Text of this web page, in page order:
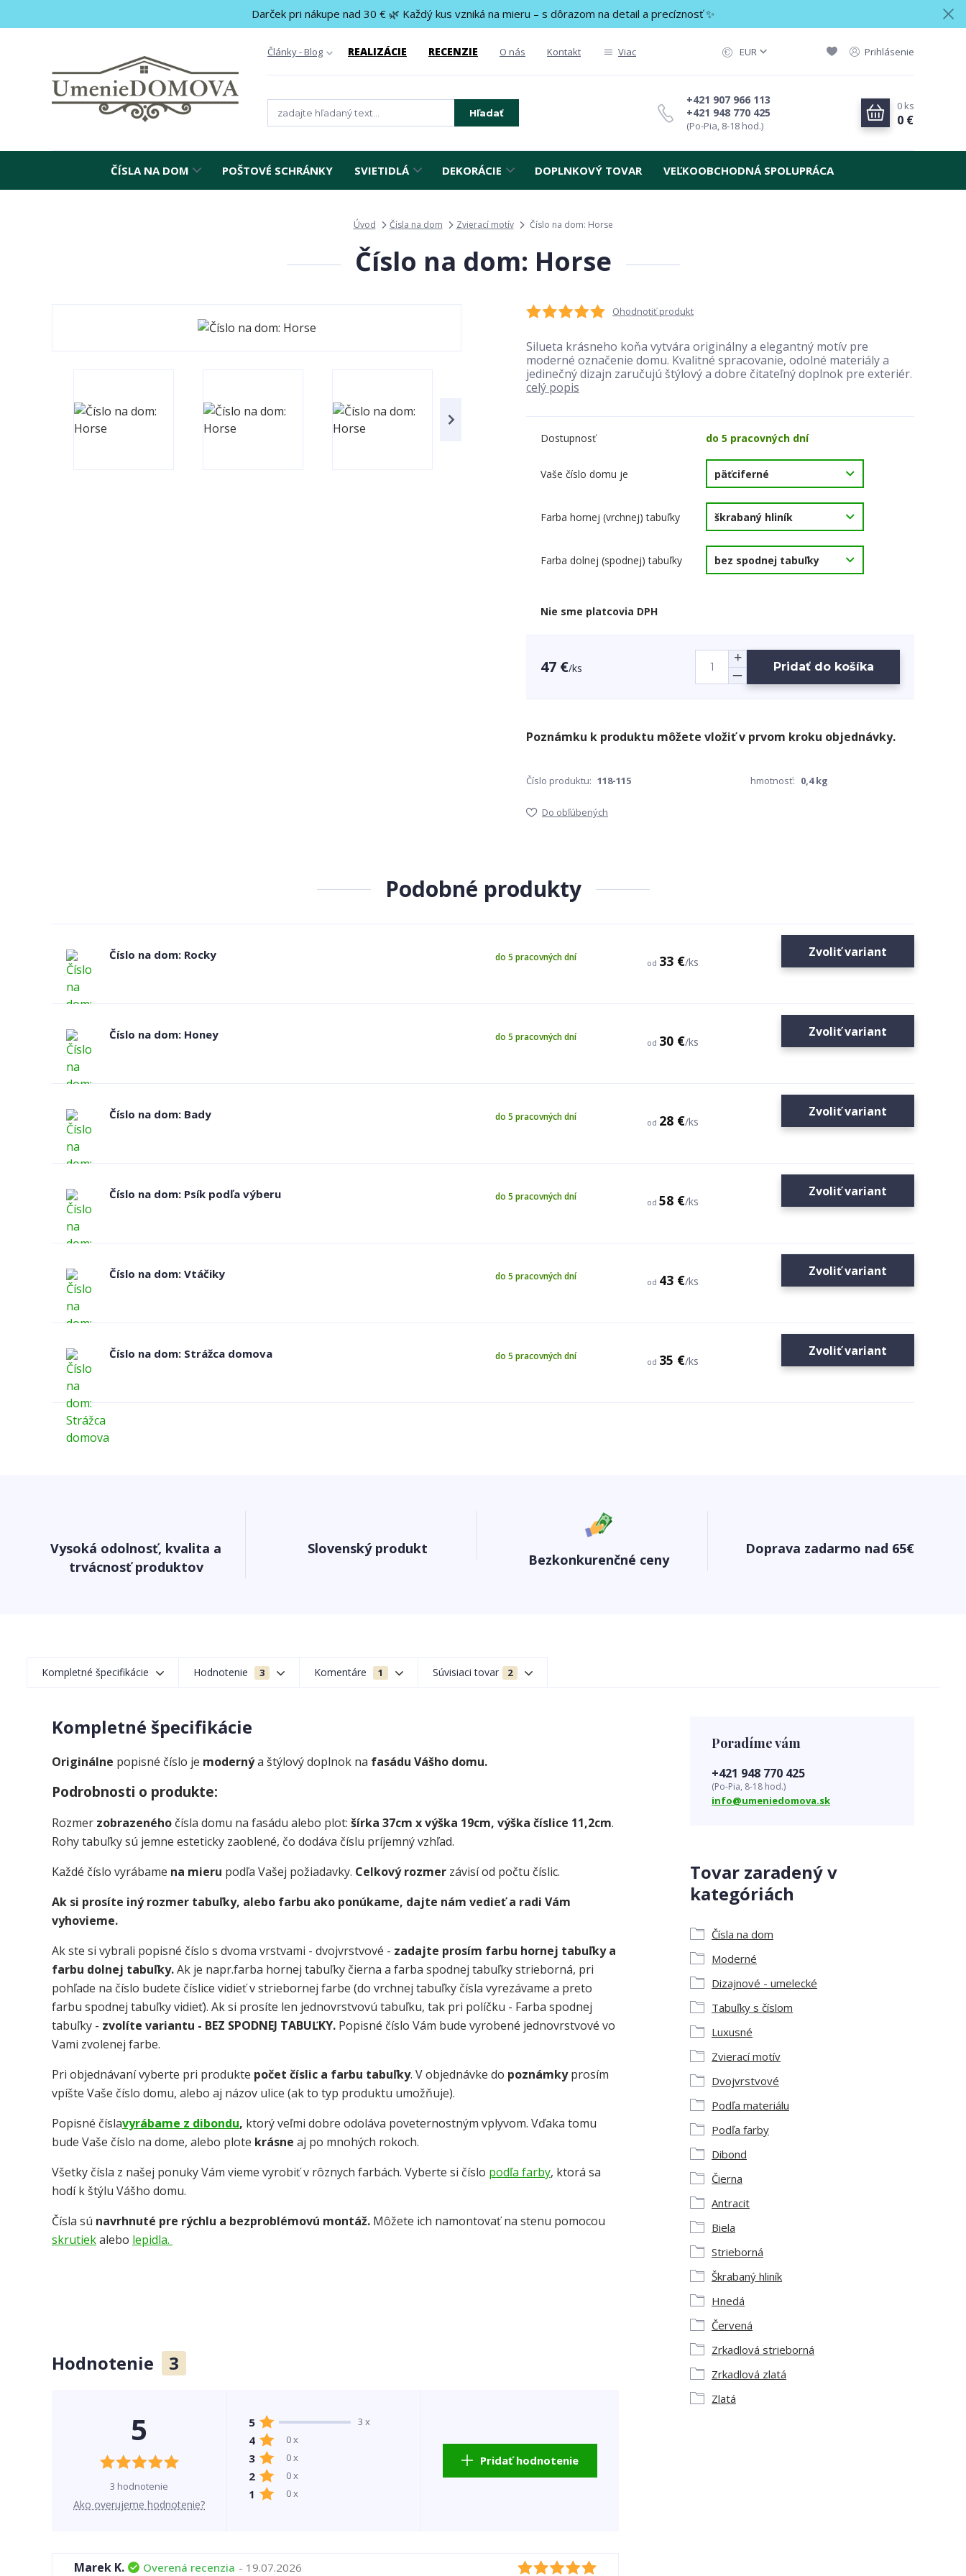
Darček pri nákupe nad 30 € 🌿 Každý kus vzniká na mieru – s dôrazom na detail a precíznosť ✨
Články - Blog REALIZÁCIE RECENZIE O nás Kontakt Viac EUR Prihlásenie
Hľadať +421 948 770 425
+421 907 966 113
(Po-Pia, 8-18 hod.)
0 ks
0 €
ČÍSLA NA DOM POŠTOVÉ SCHRÁNKY SVIETIDLÁ DEKORÁCIE DOPLNKOVÝ TOVAR VEĽKOOBCHODNÁ SPOLUPRÁCA
Úvod Čísla na dom Zvierací motív Číslo na dom: Horse
Číslo na dom: Horse
Ohodnotiť produkt
Silueta krásneho koňa vytvára originálny a elegantný motív pre
moderné označenie domu. Kvalitné spracovanie, odolné materiály a
jedinečný dizajn zaručujú štýlový a dobre čitateľný doplnok pre exteriér.
celý popis
Dostupnosť do 5 pracovných dní
Vaše číslo domu je
Farba hornej (vrchnej) tabuľky
Farba dolnej (spodnej) tabuľky
Nie sme platcovia DPH
47 €/ks Pridať do košíka
Číslo produktu: 118-115 hmotnosť: 0,4 kg
Do obľúbených
Podobné produkty
Číslo na dom: Rocky
od 33 €/ks
do 5 pracovných dní Zvoliť variant
Číslo na dom: Honey
od 30 €/ks
do 5 pracovných dní Zvoliť variant
Číslo na dom: Bady
od 28 €/ks
do 5 pracovných dní Zvoliť variant
Číslo na dom: Psík podľa výberu
od 58 €/ks
do 5 pracovných dní Zvoliť variant
Číslo na dom: Vtáčiky
od 43 €/ks
do 5 pracovných dní Zvoliť variant
Číslo na dom: Strážca domova
od 35 €/ks
do 5 pracovných dní Zvoliť variant
Vysoká odolnosť, kvalita a
trvácnosť produktov
Slovenský produkt
Bezkonkurenčné ceny
Doprava zadarmo nad 65€
Kompletné špecifikácie Hodnotenie 3 Komentáre 1 Súvisiaci tovar 2
Kompletné špecifikácie
Originálne popisné číslo je modernýa štýlový doplnok na fasádu Vášho domu.
Podrobnosti o produkte:
Rozmer zobrazeného čísla domu na fasádu alebo plot: šírka 37cm x výška 19cm, výška číslice 11,2cm.
Rohy tabuľky sú jemne esteticky zaoblené, čo dodáva číslu príjemný vzhľad.
Každé číslo vyrábame na mieru podľa Vašej požiadavky. Celkový rozmer závisí od počtu číslic.
Ak si prosíte iný rozmer tabuľky, alebo farbu ako ponúkame, dajte nám vedieť a radi Vám
vyhovieme.
Ak ste si vybrali popisné číslo s dvoma vrstvami - dvojvrstvové - zadajte prosím farbu hornej tabuľky a
farbu dolnej tabuľky.Ak je napr.farba hornej tabuľky čierna a farba spodnej tabuľky strieborná, pri
pohľade na číslo budete číslice vidieť v striebornej farbe (do vrchnej tabuľky čísla vyrezávame a preto
farbu spodnej tabuľky vidieť). Ak si prosíte len jednovrstvovú tabuľku, tak pri políčku - Farba spodnej
tabuľky - zvolíte variantu - BEZ SPODNEJ TABUĽKY. Popisné číslo Vám bude vyrobené jednovrstvové vo
Vami zvolenej farbe.
Pri objednávaní vyberte pri produkte počet číslic a farbu tabuľky. V objednávke do poznámkyprosím
vpíšte Vaše číslo domu, alebo aj názov ulice (ak to typ produktu umožňuje).
Popisné číslavyrábame z dibondu, ktorý veľmi dobre odoláva poveternostným vplyvom. Vďaka tomu
bude Vaše číslo na dome, alebo plote krásne aj po mnohých rokoch.
Všetky čísla z našej ponuky Vám vieme vyrobiť v rôznych farbách. Vyberte si číslo podľa farby, ktorá sa
hodí k štýlu Vášho domu.
Čísla sú navrhnuté pre rýchlu a bezproblémovú montáž. Môžete ich namontovať na stenu pomocou
skrutiekalebo lepidla.
Hodnotenie 3
Pridať hodnotenie
5
3 hodnotenie
Ako overujeme hodnotenie?
5 3 x
4 0 x
3 0 x
2 0 x
1 0 x
Marek K. Overená recenzia - 19.07.2026
Tovar zaradený v
kategóriách
Čísla na dom
Moderné
Dizajnové - umelecké
Tabuľky s číslom
Luxusné
Zvierací motív
Dvojvrstvové
Podľa materiálu
Podľa farby
Dibond
Čierna
Antracit
Biela
Strieborná
Škrabaný hliník
Hnedá
Červená
Zrkadlová strieborná
Zrkadlová zlatá
Zlatá
Poradíme vám
+421 948 770 425
(Po-Pia, 8-18 hod.)
info@umeniedomova.sk